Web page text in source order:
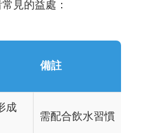
見的益處：
備註
成
需配合飲水習慣